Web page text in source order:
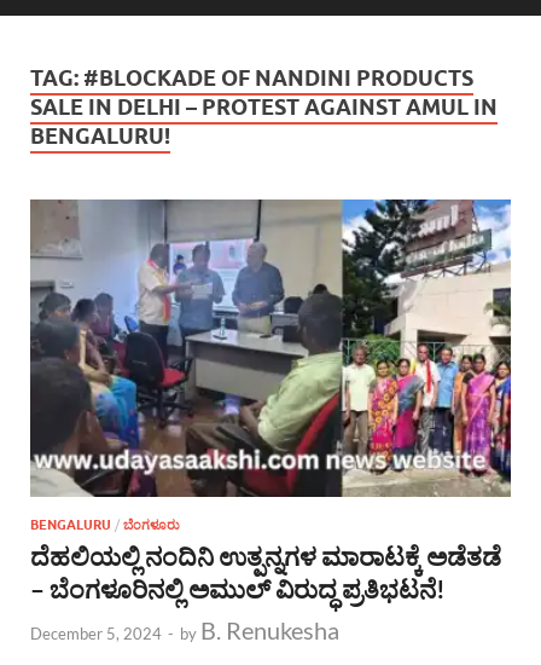
TAG: #BLOCKADE OF NANDINI PRODUCTS
SALE IN DELHI – PROTEST AGAINST AMUL IN
BENGALURU!
BENGALURU / ಬೆಂಗಳೂರು
ದೆಹಲಿಯಲ್ಲಿ ನಂದಿನಿ ಉತ್ಪನ್ನಗಳ ಮಾರಾಟಕ್ಕೆ ಅಡೆತಡೆ
– ಬೆಂಗಳೂರಿನಲ್ಲಿ ಅಮುಲ್ ವಿರುದ್ಧ ಪ್ರತಿಭಟನೆ!
December 5, 2024 - by B. Renukesha